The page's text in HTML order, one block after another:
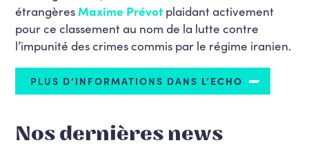
étrangèresMaxime Prévot plaidant activement
pour ce classement au nom de la lutte contre
l’impunité des crimes commis par le régime iranien.
PLUS D’INFORMATIONS DANS L’ECHO
Nos dernières news